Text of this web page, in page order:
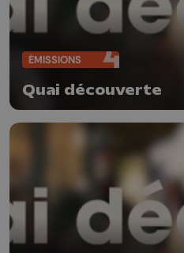
ÉMISSIONS
Quai découverte